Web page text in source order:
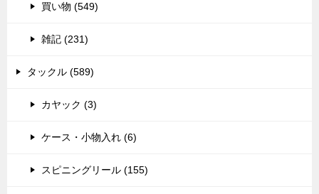
買い物 (549)
雑記 (231)
タックル (589)
カヤック (3)
ケース・小物入れ (6)
スピニングリール (155)